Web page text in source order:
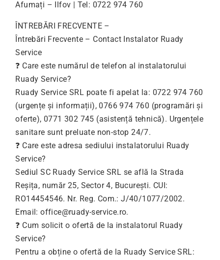
Afumați – Ilfov | Tel: 0722 974 760
ÎNTREBĂRI FRECVENTE –
Întrebări Frecvente – Contact Instalator Ruady
Service
❓ Care este numărul de telefon al instalatorului
Ruady Service?
Ruady Service SRL poate fi apelat la: 0722 974 760
(urgențe și informații), 0766 974 760 (programări și
oferte), 0771 302 745 (asistență tehnică). Urgențele
sanitare sunt preluate non-stop 24/7.
❓ Care este adresa sediului instalatorului Ruady
Service?
Sediul SC Ruady Service SRL se află la Strada
Reșița, număr 25, Sector 4, București. CUI:
RO14454546. Nr. Reg. Com.: J/40/1077/2002.
Email:office@ruady-service.ro.
❓ Cum solicit o ofertă de la instalatorul Ruady
Service?
Pentru a obține o ofertă de la Ruady Service SRL: